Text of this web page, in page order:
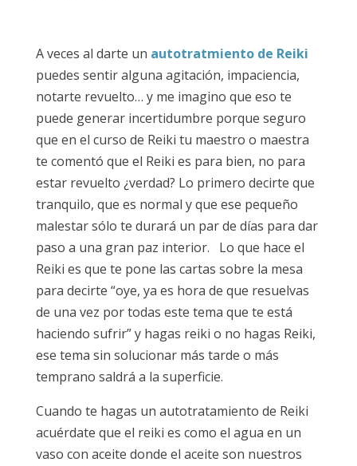
A veces al darte un autotratmiento de Reiki
puedes sentir alguna agitación, impaciencia,
notarte revuelto… y me imagino que eso te
puede generar incertidumbre porque seguro
que en el curso de Reiki tu maestro o maestra
te comentó que el Reiki es para bien, no para
estar revuelto ¿verdad? Lo primero decirte que
tranquilo, que es normal y que ese pequeño
malestar sólo te durará un par de días para dar
paso a una gran paz interior. Lo que hace el
Reiki es que te pone las cartas sobre la mesa
para decirte “oye, ya es hora de que resuelvas
de una vez por todas este tema que te está
haciendo sufrir” y hagas reiki o no hagas Reiki,
ese tema sin solucionar más tarde o más
temprano saldrá a la superficie.
Cuando te hagas un autotratamiento de Reiki
acuérdate que el reiki es como el agua en un
vaso con aceite donde el aceite son nuestros